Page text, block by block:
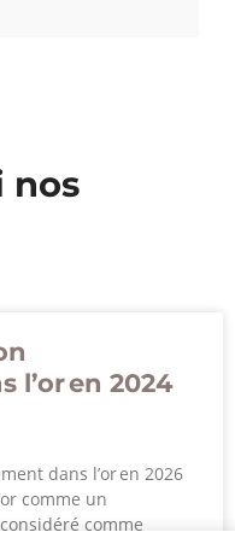
nos
l’or en 2024
dans l’or en 2026
comme un
comme